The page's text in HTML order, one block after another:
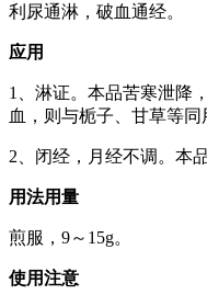
利尿通淋，破血通经。
应用
1、淋证。本品苦寒泄降
血，则与栀子、甘草等
2、闭经，月经不调。本
用法用量
煎服，9～15g。
使用注意